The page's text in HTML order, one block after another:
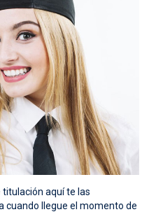
aquí te las
cuando llegue el momento de